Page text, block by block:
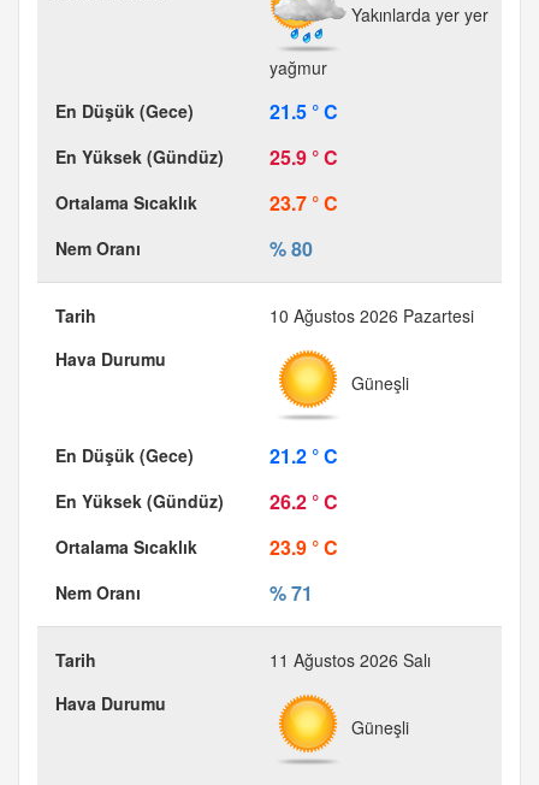
Yakınlarda yer yer
yağmur
21.5 ° C
25.9 ° C
23.7 ° C
% 80
10 Ağustos 2026 Pazartesi
Güneşli
21.2 ° C
26.2 ° C
23.9 ° C
% 71
11 Ağustos 2026 Salı
Güneşli